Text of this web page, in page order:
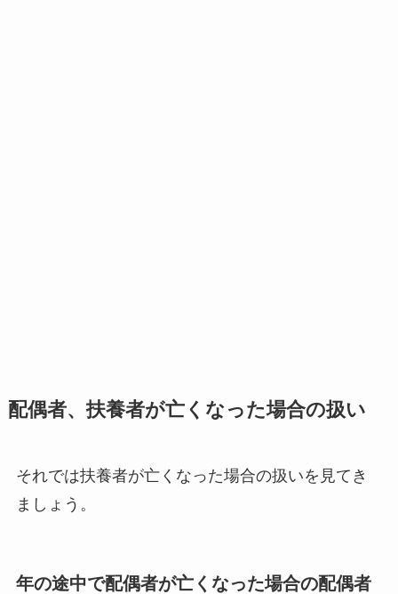
配偶者、扶養者が亡くなった場合の扱い
それでは扶養者が亡くなった場合の扱いを見てき
ましょう。
年の途中で配偶者が亡くなった場合の配偶者